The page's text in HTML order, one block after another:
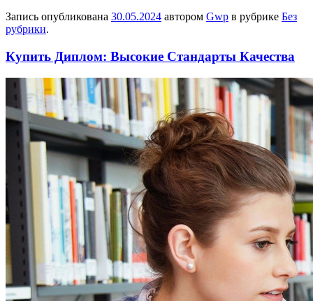
Запись опубликована 30.05.2024 автором Gwp в рубрике Без
рубрики.
Купить Диплом: Высокие Стандарты Качества